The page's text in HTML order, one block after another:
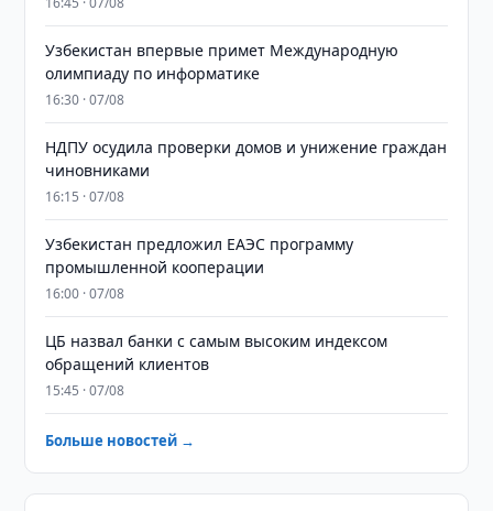
Узбекистан впервые примет Международную
олимпиаду по информатике
16:30 · 07/08
НДПУ осудила проверки домов и унижение граждан
чиновниками
16:15 · 07/08
Узбекистан предложил ЕАЭС программу
промышленной кооперации
16:00 · 07/08
ЦБ назвал банки с самым высоким индексом
обращений клиентов
15:45 · 07/08
Больше новостей →